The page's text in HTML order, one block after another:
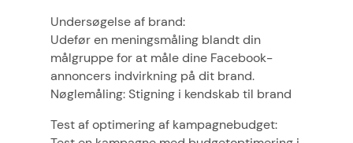
Undersøgelse af brand:
Udefør en meningsmåling blandt din
målgruppe for at måle dine Facebook-
annoncers indvirkning på dit brand.
Nøglemåling: Stigning i kendskab til brand
Test af optimering af kampagnebudget: